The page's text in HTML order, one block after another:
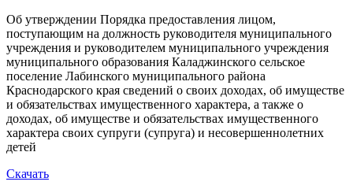
Об утверждении Порядка предоставления лицом,
поступающим на должность руководителя муниципального
учреждения и руководителем муниципального учреждения
муниципального образования Каладжинского сельское
поселение Лабинского муниципального района
Краснодарского края сведений о своих доходах, об имуществе
и обязательствах имущественного характера, а также о
доходах, об имуществе и обязательствах имущественного
характера своих супруги (супруга) и несовершеннолетних
детей
Скачать